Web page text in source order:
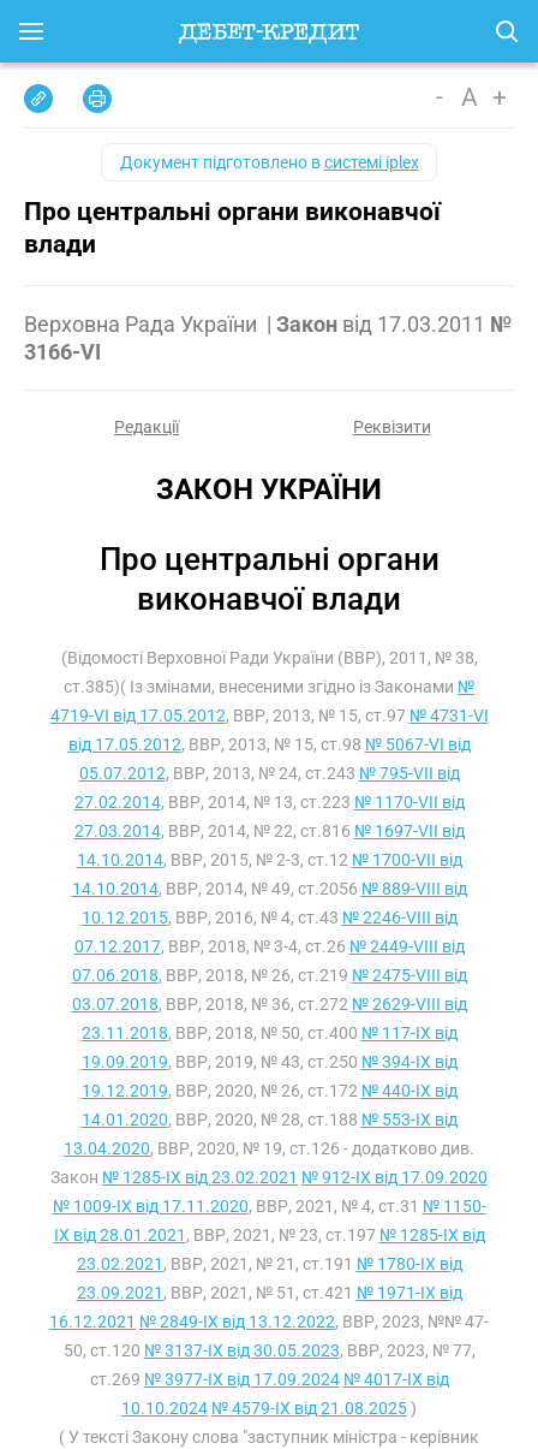
- A +
Документ підготовлено всистемі iplex
Про центральні органи виконавчої
влади
Верховна Рада України | Закон від 17.03.2011 №
3166-VI
Редакції Реквізити
ЗАКОН УКРАЇНИ
Про центральні органи
виконавчої влади
(Відомості Верховної Ради України (ВВР), 2011, № 38,
ст.385)( Із змінами, внесеними згідно із Законами №
4719-VI від 17.05.2012, ВВР, 2013, № 15, ст.97 № 4731-VI
від 17.05.2012, ВВР, 2013, № 15, ст.98 № 5067-VI від
05.07.2012, ВВР, 2013, № 24, ст.243 № 795-VII від
27.02.2014, ВВР, 2014, № 13, ст.223 № 1170-VII від
27.03.2014, ВВР, 2014, № 22, ст.816 № 1697-VII від
14.10.2014, ВВР, 2015, № 2-3, ст.12 № 1700-VII від
14.10.2014, ВВР, 2014, № 49, ст.2056 № 889-VIII від
10.12.2015, ВВР, 2016, № 4, ст.43 № 2246-VIII від
07.12.2017, ВВР, 2018, № 3-4, ст.26 № 2449-VIII від
07.06.2018, ВВР, 2018, № 26, ст.219 № 2475-VIII від
03.07.2018, ВВР, 2018, № 36, ст.272 № 2629-VIII від
23.11.2018, ВВР, 2018, № 50, ст.400 № 117-IX від
19.09.2019, ВВР, 2019, № 43, ст.250 № 394-IX від
19.12.2019, ВВР, 2020, № 26, ст.172 № 440-IX від
14.01.2020, ВВР, 2020, № 28, ст.188 № 553-IX від
13.04.2020, ВВР, 2020, № 19, ст.126 - додатково див.
Закон № 1285-IX від 23.02.2021 № 912-IX від 17.09.2020
№ 1009-IX від 17.11.2020, ВВР, 2021, № 4, ст.31 № 1150-
IX від 28.01.2021 , ВВР, 2021, № 23, ст.197 № 1285-IX від
23.02.2021 , ВВР, 2021, № 21, ст.191 № 1780-IX від
23.09.2021 , ВВР, 2021, № 51, ст.421 № 1971-IX від
16.12.2021 № 2849-IX від 13.12.2022, ВВР, 2023, №№ 47-
50, ст.120 № 3137-IX від 30.05.2023, ВВР, 2023, № 77,
ст.269 № 3977-IX від 17.09.2024 № 4017-IX від
10.10.2024 № 4579-IX від 21.08.2025)
( У тексті Закону слова "заступник міністра - керівник